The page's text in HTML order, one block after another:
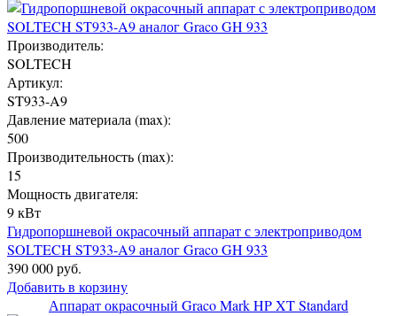
Производитель:
SOLTECH
Артикул:
ST933-A9
Давление материала (max):
500
Производительность (max):
15
Мощность двигателя:
9 кВт
Гидропоршневой окрасочный аппарат с электроприводом
SOLTECH ST933-A9 аналог Graco GH 933
390 000 руб.
Добавить в корзину
Аппарат окрасочный Graco Mark HP XT Standard